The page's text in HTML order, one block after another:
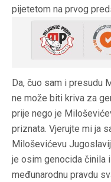
pijetetom na prvog
Da, čuo sam i presudu
ne može biti kriva za
prije nego je
priznata. Vjerujte mi ja
Miloševićevu
je osim genocida činila
međunarodnu pravdu